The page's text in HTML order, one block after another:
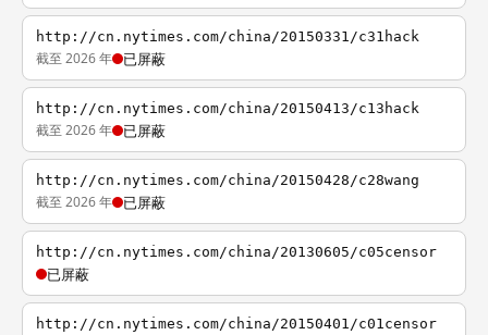
http://cn.nytimes.com/china/20150331/c31hack
截至 2026 年 已屏蔽
http://cn.nytimes.com/china/20150413/c13hack
截至 2026 年 已屏蔽
http://cn.nytimes.com/china/20150428/c28wang
截至 2026 年 已屏蔽
http://cn.nytimes.com/china/20130605/c05censor
已屏蔽
http://cn.nytimes.com/china/20150401/c01censor